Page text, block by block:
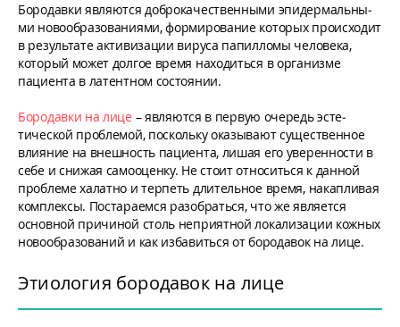
Бородавки являются доброкачественными эпидер­маль­­ны­
ми новообразованиями, формирование кото­рых происходит
в результате активизации вируса папилломы человека,
который может долгое время находиться в организме
пациента в латентном состоянии.
Бородавки на лице – являются в первую очередь эсте­
тической проблемой, поскольку оказывают сущест­вен­­ное
влияние на внешность пациента, лишая его уверенности в
себе и снижая самооценку. Не стоит относиться к данной
проблеме халатно и терпеть длительное время, накапливая
комплексы. Поста­ра­ем­ся разобраться, что же является
основной причи­ной столь неприятной локализации кожных
новообразований и как избавиться от бородавок на лице.
Этиология бородавок на лице